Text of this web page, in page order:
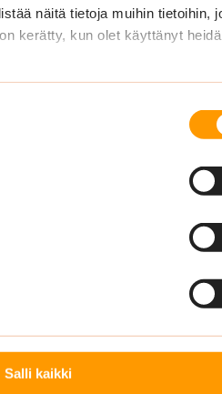
näitä tietoja muihin tietoihin,
kerätty, kun olet käyttänyt
Salli kaikki
laatukierrokset
aina ajan tasalla
Raportoimme